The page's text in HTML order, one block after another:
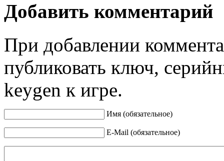
Добавить комментарий
При добавлении
публиковать ключ,
keygen к игре.
Имя (обязательное)
E-Mail (обязательное)